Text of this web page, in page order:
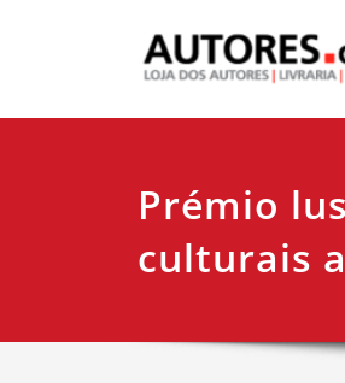
Prémio
culturais